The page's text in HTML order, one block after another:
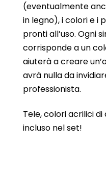
(eventualmente
in legno), i colori e i
pronti all’uso. Ogni
corrisponde a un
aiuterà a creare
avrà nulla da
professionista.
Tele, colori acrilici
incluso nel set!